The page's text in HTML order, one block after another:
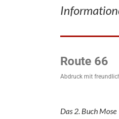
Route 66
Abdruck mit
Das 2. Buch Mose